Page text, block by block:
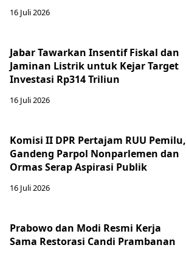
16 Juli 2026
Jabar Tawarkan Insentif Fiskal dan
Jaminan Listrik untuk Kejar Target
Investasi Rp314 Triliun
16 Juli 2026
Komisi II DPR Pertajam RUU Pemilu,
Gandeng Parpol Nonparlemen dan
Ormas Serap Aspirasi Publik
16 Juli 2026
Prabowo dan Modi Resmi Kerja
Sama Restorasi Candi Prambanan